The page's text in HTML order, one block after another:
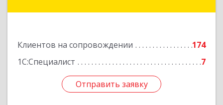
Клиентов на сопровождении
174
1С:Специалист
7
Отправить заявку
Отправить заявку